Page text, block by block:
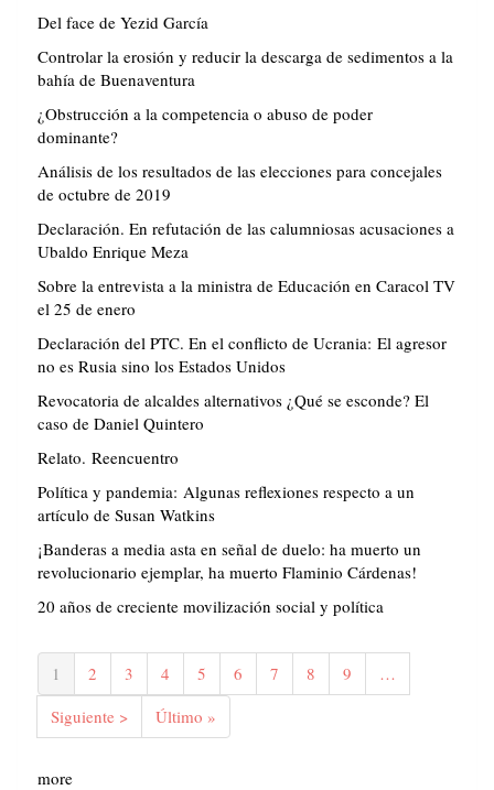
Del face de Yezid García
Controlar la erosión y reducir la descarga de sedimentos a la
bahía de Buenaventura
¿Obstrucción a la competencia o abuso de poder
dominante?
Análisis de los resultados de las elecciones para concejales
de octubre de 2019
Declaración. En refutación de las calumniosas acusaciones a
Ubaldo Enrique Meza
Sobre la entrevista a la ministra de Educación en Caracol TV
el 25 de enero
Declaración del PTC. En el conflicto de Ucrania: El agresor
no es Rusia sino los Estados Unidos
Revocatoria de alcaldes alternativos ¿Qué se esconde? El
caso de Daniel Quintero
Relato. Reencuentro
Política y pandemia: Algunas reflexiones respecto a un
artículo de Susan Watkins
¡Banderas a media asta en señal de duelo: ha muerto un
revolucionario ejemplar, ha muerto Flaminio Cárdenas!
20 años de creciente movilización social y política
Paginación
Página
actual
1 Página
2 Página
3 Página
4 Página
5 Página
6 Página
7 Página
8 Página
9
…
Siguiente
página
Siguiente >
Última
página
Último »
more